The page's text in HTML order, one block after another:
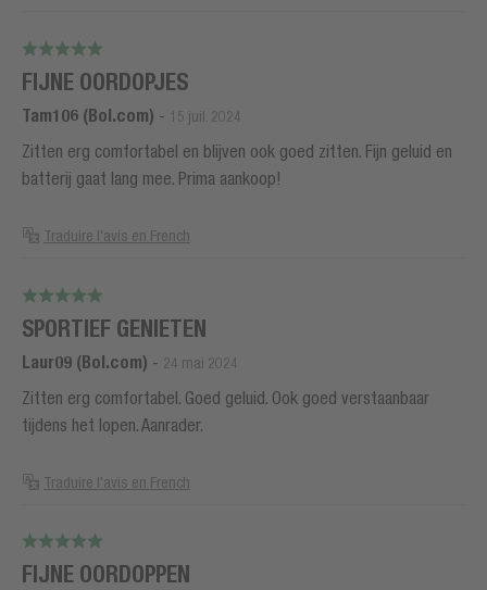
FIJNE OORDOPJES
Tam106 (Bol.com) - 15 juil. 2024
Zitten erg comfortabel en blijven ook goed zitten. Fijn geluid en
batterij gaat lang mee. Prima aankoop!
Traduire l'avis en French
SPORTIEF GENIETEN
Laur09 (Bol.com) - 24 mai 2024
Zitten erg comfortabel. Goed geluid. Ook goed verstaanbaar
tijdens het lopen. Aanrader.
Traduire l'avis en French
FIJNE OORDOPPEN